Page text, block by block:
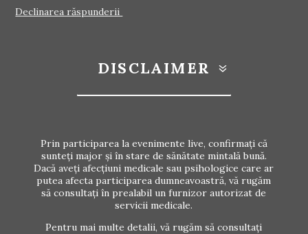
Declinarea răspunderii
DISCLAIMER
Prin participarea la evenimente live, confirmați că
sunteți major și în stare de sănătate mintală bună.
Dacă aveți afecțiuni medicale sau psihologice care ar
putea afecta participarea dumneavoastră, vă rugăm
să consultați în prealabil un furnizor autorizat de
servicii medicale.
Pentru mai multe detalii, vă rugăm să consultați